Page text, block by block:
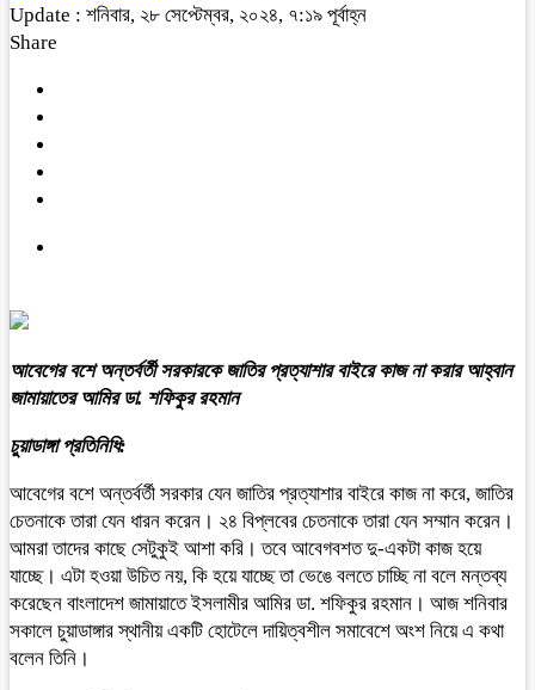
Update : শনিবার, ২৮ সেপ্টেম্বর, ২০২৪, ৭:১৯ পূর্বাহ্ন
Share
আবেগের বশে অন্তর্বর্তী সরকারকে জাতির প্রত্যাশার বাইরে কাজ না করার আহ্বান
জামায়াতের আমির ডা. শফিকুর রহমান
চুয়াডাঙ্গা প্রতিনিধি:
আবেগের বশে অন্তর্বর্তী সরকার যেন জাতির প্রত্যাশার বাইরে কাজ না করে, জাতির
চেতনাকে তারা যেন ধারন করেন। ২৪ বিপ্লবের চেতনাকে তারা যেন সম্মান করেন।
আমরা তাদের কাছে সেটুকুই আশা করি। তবে আবেগবশত দু-একটা কাজ হয়ে
যাচ্ছে। এটা হওয়া উচিত নয়, কি হয়ে যাচ্ছে তা ভেঙে বলতে চাচ্ছি না বলে মন্তব্য
করেছেন বাংলাদেশ জামায়াতে ইসলামীর আমির ডা. শফিকুর রহমান। আজ শনিবার
সকালে চুয়াডাঙ্গার স্থানীয় একটি হোটেলে দায়িত্বশীল সমাবেশে অংশ নিয়ে এ কথা
বলেন তিনি।